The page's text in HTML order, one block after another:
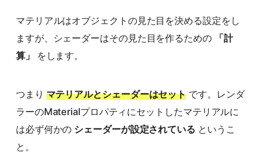
マテリアルはオブジェクトの見た目を決める設定をし
ますが、シェーダーはその見た目を作るための
「計
算」
をします。
つまり マテリアルとシェーダーはセット です。レンダ
ラーのMaterialプロパティにセットしたマテリアルに
は必ず何かの シェーダーが設定されている というこ
と。